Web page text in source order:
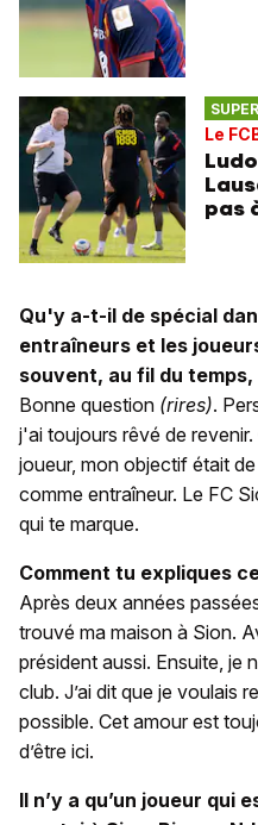
Le
pas
Qu'y a-t-il de spécial
entraîneurs et les
souvent, au fil du
Bonne question (rires).
j'ai toujours rêvé de
joueur, mon objectif était
comme entraîneur. Le FC
qui te marque.
Comment tu expliques
Après deux années
trouvé ma maison à Sion.
président aussi. Ensuite, je
club. J’ai dit que je voulais
possible. Cet amour est
d’être ici.
Il n’y a qu’un joueur qui